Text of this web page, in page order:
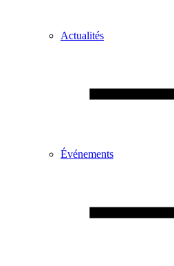
Actualités
Événements